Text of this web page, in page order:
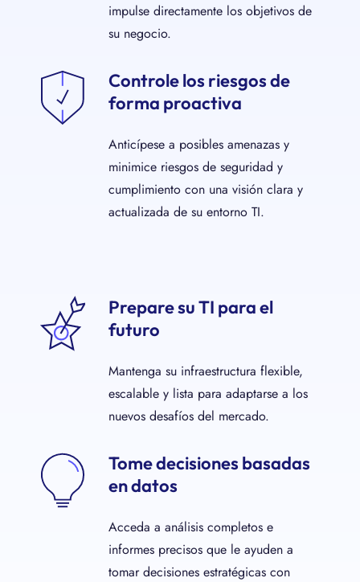
impulse directamente los objetivos de
su negocio.
Controle los riesgos de
forma proactiva
Anticípese a posibles amenazas y
minimice riesgos de seguridad y
cumplimiento con una visión clara y
actualizada de su entorno TI.
Prepare su TI para el
futuro
Mantenga su infraestructura flexible,
escalable y lista para adaptarse a los
nuevos desafíos del mercado.
Tome decisiones basadas
en datos
Acceda a análisis completos e
informes precisos que le ayuden a
tomar decisiones estratégicas con